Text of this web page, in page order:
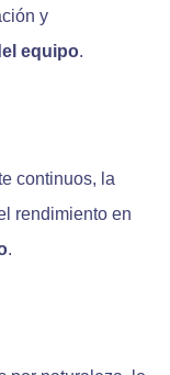
y
equipo.
continuos, la
rendimiento en
.